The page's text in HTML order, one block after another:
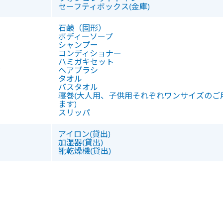
セーフティボックス(金庫)
石鹸（固形）
ボディーソープ
シャンプー
コンディショナー
ハミガキセット
ヘアブラシ
タオル
バスタオル
寝巻(大人用、子供用それぞれワンサイズのご
ます)
スリッパ
アイロン(貸出)
加湿器(貸出)
靴乾燥機(貸出)